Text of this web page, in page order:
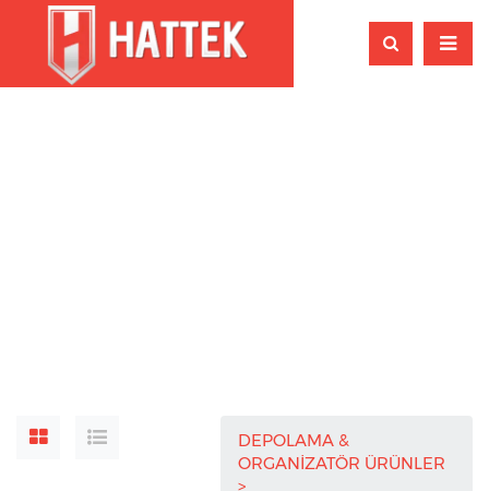
DEPOLAMA &
ORGANİZATÖR ÜRÜNLER